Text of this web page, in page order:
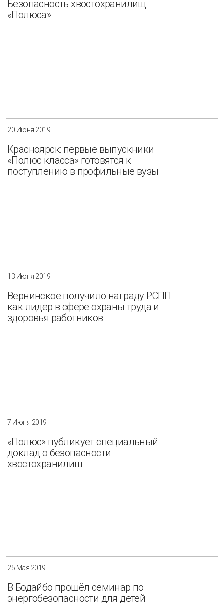
Разнообразие
Применить Сбросить
Безопасность хвостохранилищ
«Полюса»
20 Июня 2019
Красноярск: первые выпускники
«Полюс класса» готовятся к
поступлению в профильные вузы
13 Июня 2019
Вернинское получило награду РСПП
как лидер в сфере охраны труда и
здоровья работников
7 Июня 2019
«Полюс» публикует специальный
доклад о безопасности
хвостохранилищ
25 Мая 2019
В Бодайбо прошёл семинар по
энергобезопасности для детей